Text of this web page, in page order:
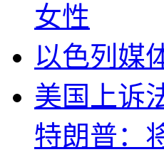
女性
以色列媒
美国上诉
特朗普：